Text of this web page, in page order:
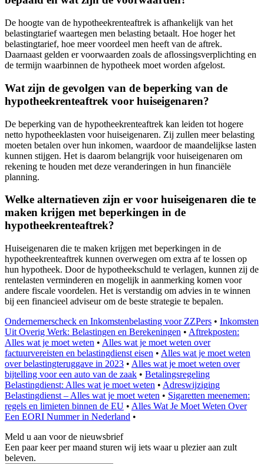
De hoogte van de hypotheekrenteaftrek is afhankelijk van het
belastingtarief waartegen men belasting betaalt. Hoe hoger het
belastingtarief, hoe meer voordeel men heeft van de aftrek.
Daarnaast gelden er voorwaarden zoals de aflossingsverplichting en
de termijn waarbinnen de hypotheek moet worden afgelost.
Wat zijn de gevolgen van de beperking van de
hypotheekrenteaftrek voor huiseigenaren?
De beperking van de hypotheekrenteaftrek kan leiden tot hogere
netto hypotheeklasten voor huiseigenaren. Zij zullen meer belasting
moeten betalen over hun inkomen, waardoor de maandelijkse lasten
kunnen stijgen. Het is daarom belangrijk voor huiseigenaren om
rekening te houden met deze veranderingen in hun financiële
planning.
Welke alternatieven zijn er voor huiseigenaren die te
maken krijgen met beperkingen in de
hypotheekrenteaftrek?
Huiseigenaren die te maken krijgen met beperkingen in de
hypotheekrenteaftrek kunnen overwegen om extra af te lossen op
hun hypotheek. Door de hypotheekschuld te verlagen, kunnen zij de
rentelasten verminderen en mogelijk in aanmerking komen voor
andere fiscale voordelen. Het is verstandig om advies in te winnen
bij een financieel adviseur om de beste strategie te bepalen.
Ondernemerscheck en Inkomstenbelasting voor ZZPers • Inkomsten
Uit Overig Werk: Belastingen en Berekeningen • Aftrekposten:
Alles wat je moet weten • Alles wat je moet weten over
factuurvereisten en belastingdienst eisen • Alles wat je moet weten
over belastingteruggave in 2023 • Alles wat je moet weten over
bijtelling voor een auto van de zaak • Betalingsregeling
Belastingdienst: Alles wat je moet weten • Adreswijziging
Belastingdienst – Alles wat je moet weten • Sigaretten meenemen:
regels en limieten binnen de EU • Alles Wat Je Moet Weten Over
Een EORI Nummer in Nederland •
Meld u aan voor de nieuwsbrief
Een paar keer per maand sturen wij iets waar u plezier aan zult
beleven.